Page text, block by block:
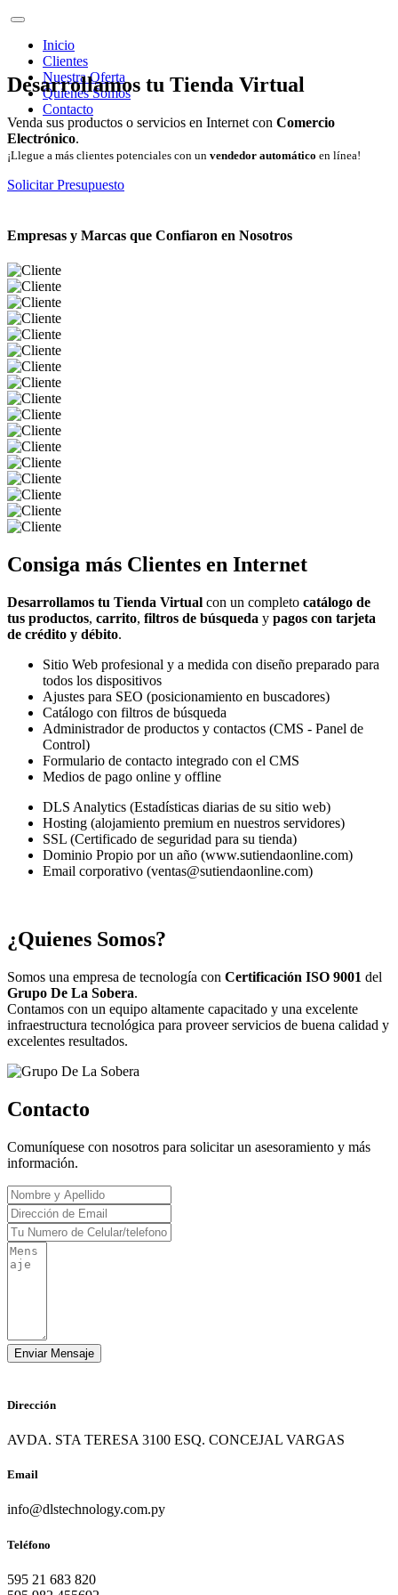
Inicio
Clientes
Nuestra Oferta
Quienes Somos
Contacto
Desarrollamos tu Tienda Virtual
Venda sus productos o servicios en Internet con Comercio
Electrónico.
¡Llegue a más clientes potenciales con un vendedor automático en línea!
Solicitar Presupuesto
Empresas y Marcas que Confiaron en Nosotros
Consiga más Clientes en Internet
Desarrollamos tu Tienda Virtual con un completo catálogo de
tus productos, carrito, filtros de búsqueda y pagos con tarjeta
de crédito y débito.
Sitio Web profesional y a medida con diseño preparado para
todos los dispositivos
Ajustes para SEO (posicionamiento en buscadores)
Catálogo con filtros de búsqueda
Administrador de productos y contactos (CMS - Panel de
Control)
Formulario de contacto integrado con el CMS
Medios de pago online y offline
DLS Analytics (Estadísticas diarias de su sitio web)
Hosting (alojamiento premium en nuestros servidores)
SSL (Certificado de seguridad para su tienda)
Dominio Propio por un año (www.sutiendaonline.com)
Email corporativo (ventas@sutiendaonline.com)
¿Quienes Somos?
Somos una empresa de tecnología con Certificación ISO 9001 del
Grupo De La Sobera.
Contamos con un equipo altamente capacitado y una excelente
infraestructura tecnológica para proveer servicios de buena calidad y
excelentes resultados.
Contacto
Comuníquese con nosotros para solicitar un asesoramiento y más
información.
Dirección
AVDA. STA TERESA 3100 ESQ. CONCEJAL VARGAS
Email
info@dlstechnology.com.py
Teléfono
595 21 683 820